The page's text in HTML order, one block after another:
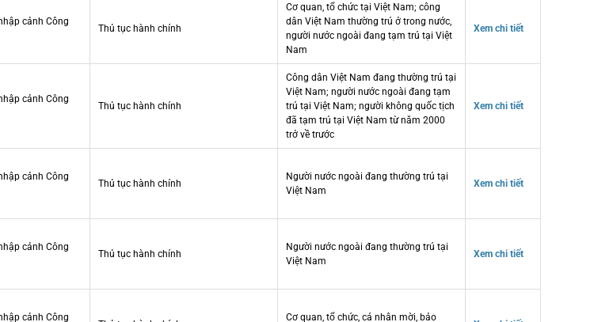
cảnh Công
Thủ tục hành chính
Cơ quan, tổ chức tại Việt Nam; công
dân Việt Nam thường trú ở trong nước,
người nước ngoài đang tạm trú tại Việt
Nam
Xem chi tiết
cảnh Công
Thủ tục hành chính
Công dân Việt Nam đang thường trú tại
Việt Nam; người nước ngoài đang tạm
trú tại Việt Nam; người không quốc tịch
đã tạm trú tại Việt Nam từ năm 2000
trở về trước
Xem chi tiết
cảnh Công
Thủ tục hành chính
Người nước ngoài đang thường trú tại
Việt Nam
Xem chi tiết
cảnh Công
Thủ tục hành chính
Người nước ngoài đang thường trú tại
Việt Nam
Xem chi tiết
cảnh Công
Cơ quan, tổ chức, cá nhân mời, bảo